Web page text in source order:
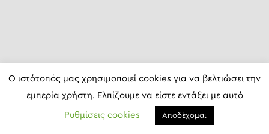
Ο ιστότοπός μας χρησιμοποιεί cookies για να βελτιώσει την
εμπερία χρήστη. Ελπίζουμε να είστε εντάξει με αυτό
Ρυθμίσεις cookies Αποδέχομαι